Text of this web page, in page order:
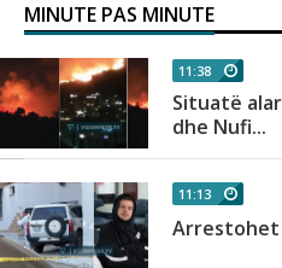
MINUTE PAS MINUTE
11:38
Situatë
dhe Nufi...
11:13
Arrestohet